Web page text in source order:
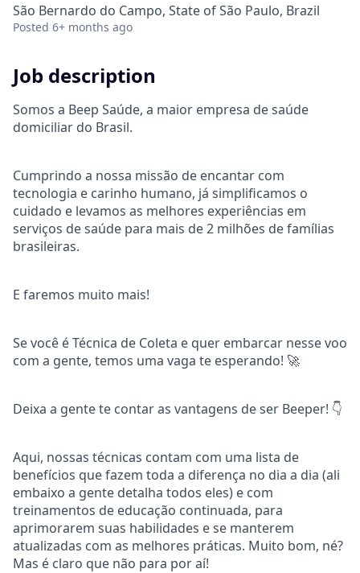
São Bernardo do Campo, State of São Paulo, Brazil
Posted 6+ months ago
Job description
Somos a Beep Saúde, a maior empresa de saúde
domiciliar do Brasil.
Cumprindo a nossa missão de encantar com
tecnologia e carinho humano, já simplificamos o
cuidado e levamos as melhores experiências em
serviços de saúde para mais de 2 milhões de famílias
brasileiras.
E faremos muito mais!
Se você é Técnica de Coleta e quer embarcar nesse voo
com a gente, temos uma vaga te esperando! 🚀
Deixa a gente te contar as vantagens de ser Beeper! 👇
Aqui, nossas técnicas contam com uma lista de
benefícios que fazem toda a diferença no dia a dia (ali
embaixo a gente detalha todos eles) e com
treinamentos de educação continuada, para
aprimorarem suas habilidades e se manterem
atualizadas com as melhores práticas. Muito bom, né?
Mas é claro que não para por aí!